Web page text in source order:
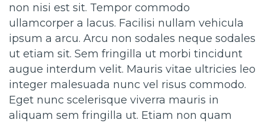
non nisi est sit. Tempor commodo
ullamcorper a lacus. Facilisi nullam vehicula
ipsum a arcu. Arcu non sodales neque sodales
ut etiam sit. Sem fringilla ut morbi tincidunt
augue interdum velit. Mauris vitae ultricies leo
integer malesuada nunc vel risus commodo.
Eget nunc scelerisque viverra mauris in
aliquam sem fringilla ut. Etiam non quam